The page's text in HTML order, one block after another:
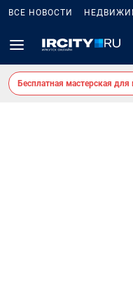
ВСЕ НОВОСТИ
Бесплатная мастерская